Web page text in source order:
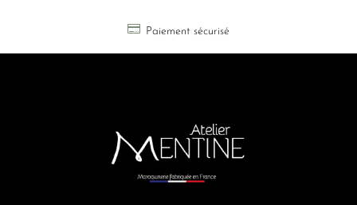
 Paiement sécurisé